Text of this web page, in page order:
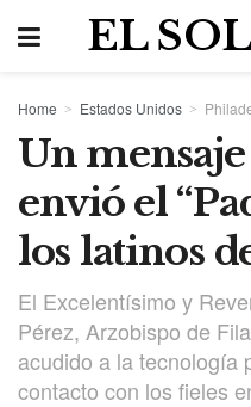
EL
Home Estados Unidos
Un
envió el
los latinos
El Excelentísimo y
Pérez, Arzobispo de
acudido a la tecnología
contacto con los fieles